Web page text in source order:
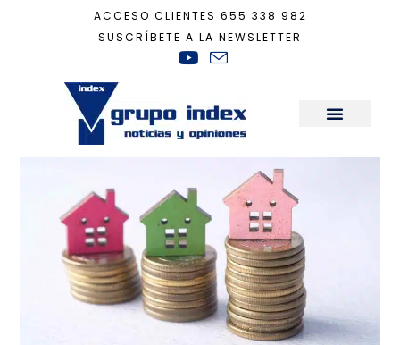
ACCESO CLIENTES 655 338 982
SUSCRÍBETE A LA NEWSLETTER
economía